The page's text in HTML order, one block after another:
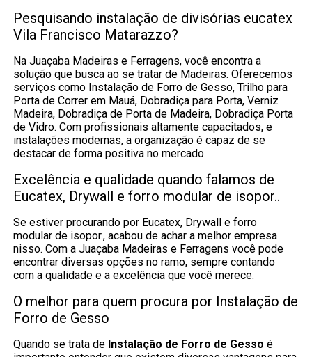
Pesquisando instalação de divisórias eucatex
Vila Francisco Matarazzo?
Na Juaçaba Madeiras e Ferragens, você encontra a
solução que busca ao se tratar de Madeiras. Oferecemos
serviços como Instalação de Forro de Gesso, Trilho para
Porta de Correr em Mauá, Dobradiça para Porta, Verniz
Madeira, Dobradiça de Porta de Madeira, Dobradiça Porta
de Vidro. Com profissionais altamente capacitados, e
instalações modernas, a organização é capaz de se
destacar de forma positiva no mercado.
Excelência e qualidade quando falamos de
Eucatex, Drywall e forro modular de isopor..
Se estiver procurando por Eucatex, Drywall e forro
modular de isopor., acabou de achar a melhor empresa
nisso. Com a Juaçaba Madeiras e Ferragens você pode
encontrar diversas opções no ramo, sempre contando
com a qualidade e a excelência que você merece.
O melhor para quem procura por Instalação de
Forro de Gesso
Quando se trata de Instalação de Forro de Gesso é